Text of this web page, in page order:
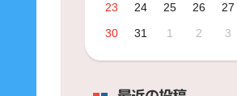
23
24 25 26 27
30
31 1 2 3